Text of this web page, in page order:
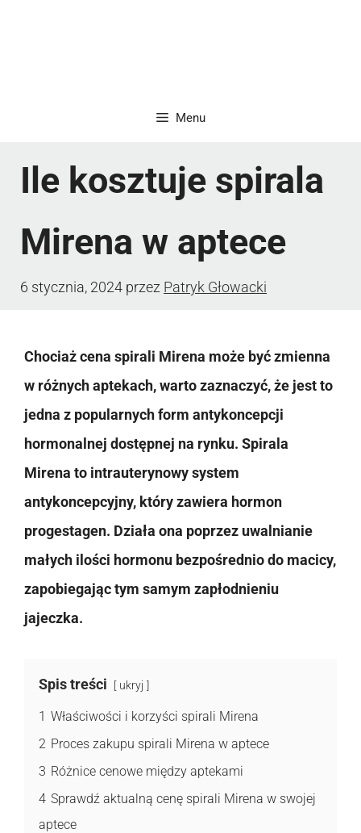
Menu
Ile kosztuje spirala
Mirena w aptece
6 stycznia, 2024 przez Patryk Głowacki
Chociaż cena spirali Mirena może być zmienna
w różnych aptekach, warto zaznaczyć, że jest to
jedna z popularnych form antykoncepcji
hormonalnej dostępnej na rynku. Spirala
Mirena to intrauterynowy system
antykoncepcyjny, który zawiera hormon
progestagen. Działa ona poprzez uwalnianie
małych ilości hormonu bezpośrednio do macicy,
zapobiegając tym samym zapłodnieniu
jajeczka.
Spis treści ukryj
1 Właściwości i korzyści spirali Mirena
2 Proces zakupu spirali Mirena w aptece
3 Różnice cenowe między aptekami
4 Sprawdź aktualną cenę spirali Mirena w swojej
aptece